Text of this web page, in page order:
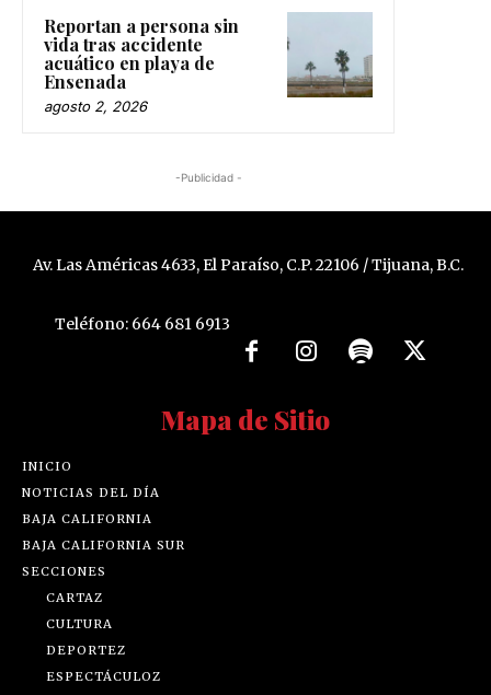
Reportan a persona sin
vida tras accidente
acuático en playa de
Ensenada
agosto 2, 2026
-Publicidad -
Av. Las Américas 4633, El Paraíso, C.P. 22106 / Tijuana, B.C.
Teléfono: 664 681 6913
Mapa de Sitio
INICIO
NOTICIAS DEL DÍA
BAJA CALIFORNIA
BAJA CALIFORNIA SUR
SECCIONES
CARTAZ
CULTURA
DEPORTEZ
ESPECTÁCULOZ